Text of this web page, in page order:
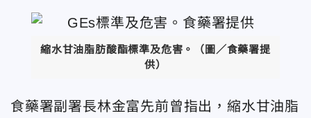
縮水甘油脂肪酸酯標準及危害。（圖／食藥署提
供）
食藥署副署長林金富先前曾指出，縮水甘油脂